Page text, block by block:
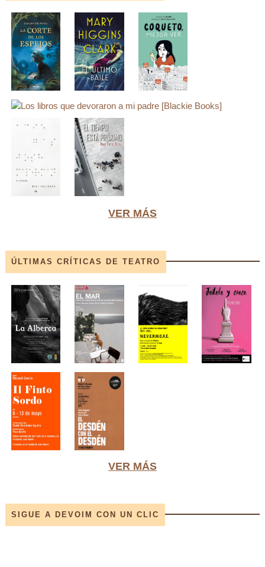
VER MÁS
ÚLTIMAS CRÍTICAS DE TEATRO
VER MÁS
SIGUE A DEVOIM CON UN CLIC